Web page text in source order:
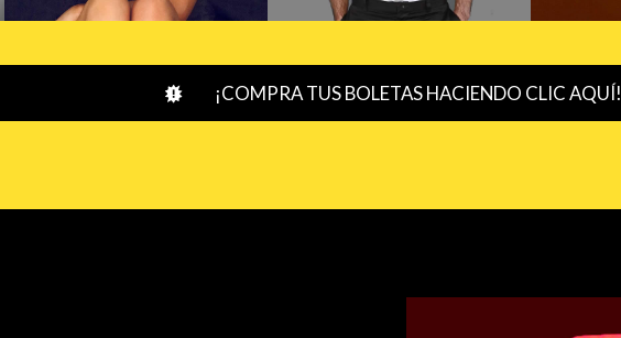
¡COMPRA TUS BOLETAS HACIENDO CLIC AQUÍ!